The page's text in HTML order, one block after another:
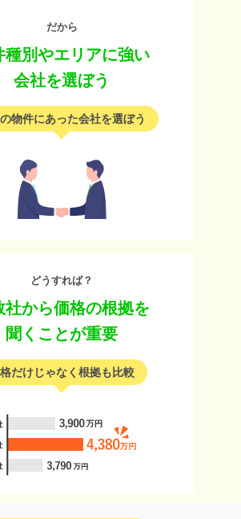
だから
種別やエリアに強い
会社を選ぼう
物件にあった会社を選ぼう
どうすれば？
社から価格の根拠を
聞くことが重要
だけじゃなく根拠も比較